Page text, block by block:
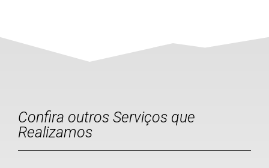
Confira outros Serviços que
Realizamos